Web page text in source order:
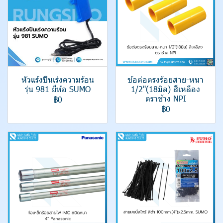
หัวแร้งปืนเร่งความร้อน
รุ่น 981 ยี่ห้อ SUMO
฿0
ข้อต่อตรงร้อยสาย-หนา
1/2"(18มิล) สีเหลือง
ตราช้าง NPI
฿0